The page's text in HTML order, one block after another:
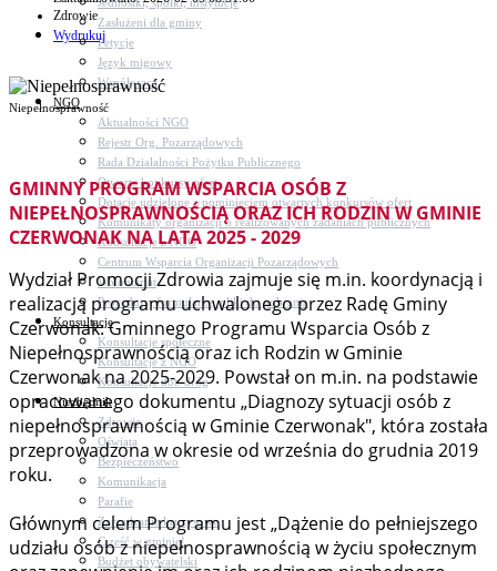
Zasłużeni dla gminy
Petycje
Język migowy
Współpraca
NGO
Aktualności NGO
Rejestr Org. Pozarządowych
Rada Działalności Pożytku Publicznego
Otwarte konkursy ofert
Dotacje udzielone z pominięciem otwartych konkursów ofert
Komunikaty organizacji o realizowanych zadaniach publicznych
Konsultacje z NGO
Centrum Wsparcia Organizacji Pozarządowych
Wolontariat
Procedury, formularze, pliki do pobrania
Konsultacje
Konsultacje społeczne
Konsultacje z NGO
Konsultacje dot. dróg
Niezbędnik
Zdrowie
Oświata
Bezpieczeństwo
Komunikacja
Parafie
Zarządzanie kryzysowe
C.ześć w gminie!
Budżet obywatelski
Zdrowie
Wydrukuj
Niepełnosprawność
GMINNY PROGRAM WSPARCIA OSÓB Z
NIEPEŁNOSPRAWNOŚCIĄ ORAZ ICH RODZIN W GMINIE
CZERWONAK NA LATA 2025 - 2029
Wydział Promocji Zdrowia zajmuje się m.in. koordynacją i
realizacją programu uchwalonego przez Radę Gminy
Czerwonak: Gminnego Programu Wsparcia Osób z
Niepełnosprawnością oraz ich Rodzin w Gminie
Czerwonak na 2025-2029. Powstał on m.in. na podstawie
opracowanego dokumentu „Diagnozy sytuacji osób z
niepełnosprawnością w Gminie Czerwonak", która została
przeprowadzona w okresie od września do grudnia 2019
roku.
Głównym celem Programu jest „Dążenie do pełniejszego
udziału osób z niepełnosprawnością w życiu społecznym